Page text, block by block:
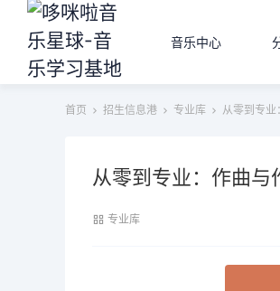
音乐中心
首页 招生信息港 专业库 从零到专
从零到专业：作曲与
专业库